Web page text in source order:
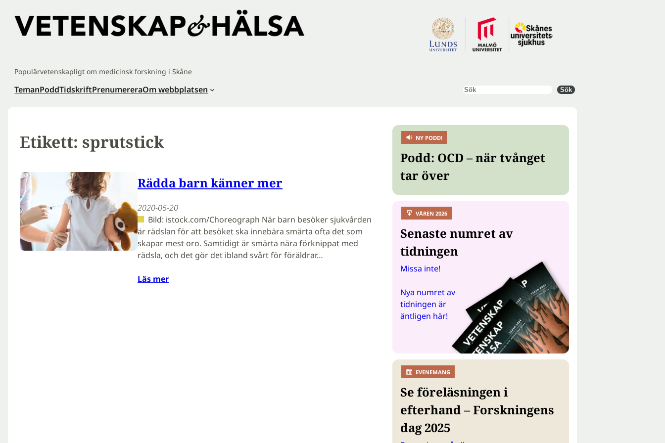
innehåll
Populärvetenskapligt om medicinsk forskning i Skåne
TemanPoddTidskriftPrenumereraOm webbplatsen Sök Sök
Etikett: sprutstick
Rädda barn känner mer
2020-05-20
Bild: istock.com/Choreograph När barn besöker sjukvården
är rädslan för att besöket ska innebära smärta ofta det som
skapar mest oro. Samtidigt är smärta nära förknippat med
rädsla, och det gör det ibland svårt för föräldrar…
Läs mer
NY PODD!
Podd: OCD – när tvånget
tar över
VÅREN 2026
Senaste numret av
tidningen
Missa inte!
Nya numret av
tidningen är
äntligen här!
EVENEMANG
Se föreläsningen i
efterhand – Forskningens
dag 2025